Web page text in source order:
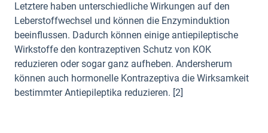
Letztere haben unterschiedliche Wirkungen auf den
Leberstoffwechsel und können die Enzyminduktion
beeinflussen. Dadurch können einige antiepileptische
Wirkstoffe den kontrazeptiven Schutz von KOK
reduzieren oder sogar ganz aufheben. Andersherum
können auch hormonelle Kontrazeptiva die Wirksamkeit
bestimmter Antiepileptika reduzieren. [2]